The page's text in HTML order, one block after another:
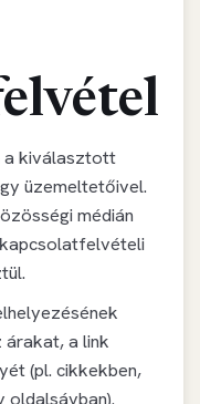
a kiválasztott
üzemeltetőivel.
médián
a link
(pl. cikkekben,
oldalsávban).